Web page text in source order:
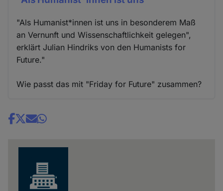
"Als Humanist*innen ist uns in besonderem Maß
an Vernunft und Wissenschaftlichkeit gelegen",
erklärt Julian Hindriks von den Humanists for
Future."
Wie passt das mit "Friday for Future" zusammen?
Share